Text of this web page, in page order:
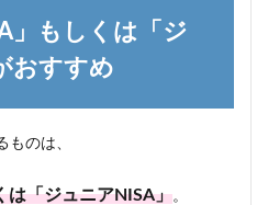
」もしくは「ジ
おすすめ
ものは、
は「ジュニアNISA」。